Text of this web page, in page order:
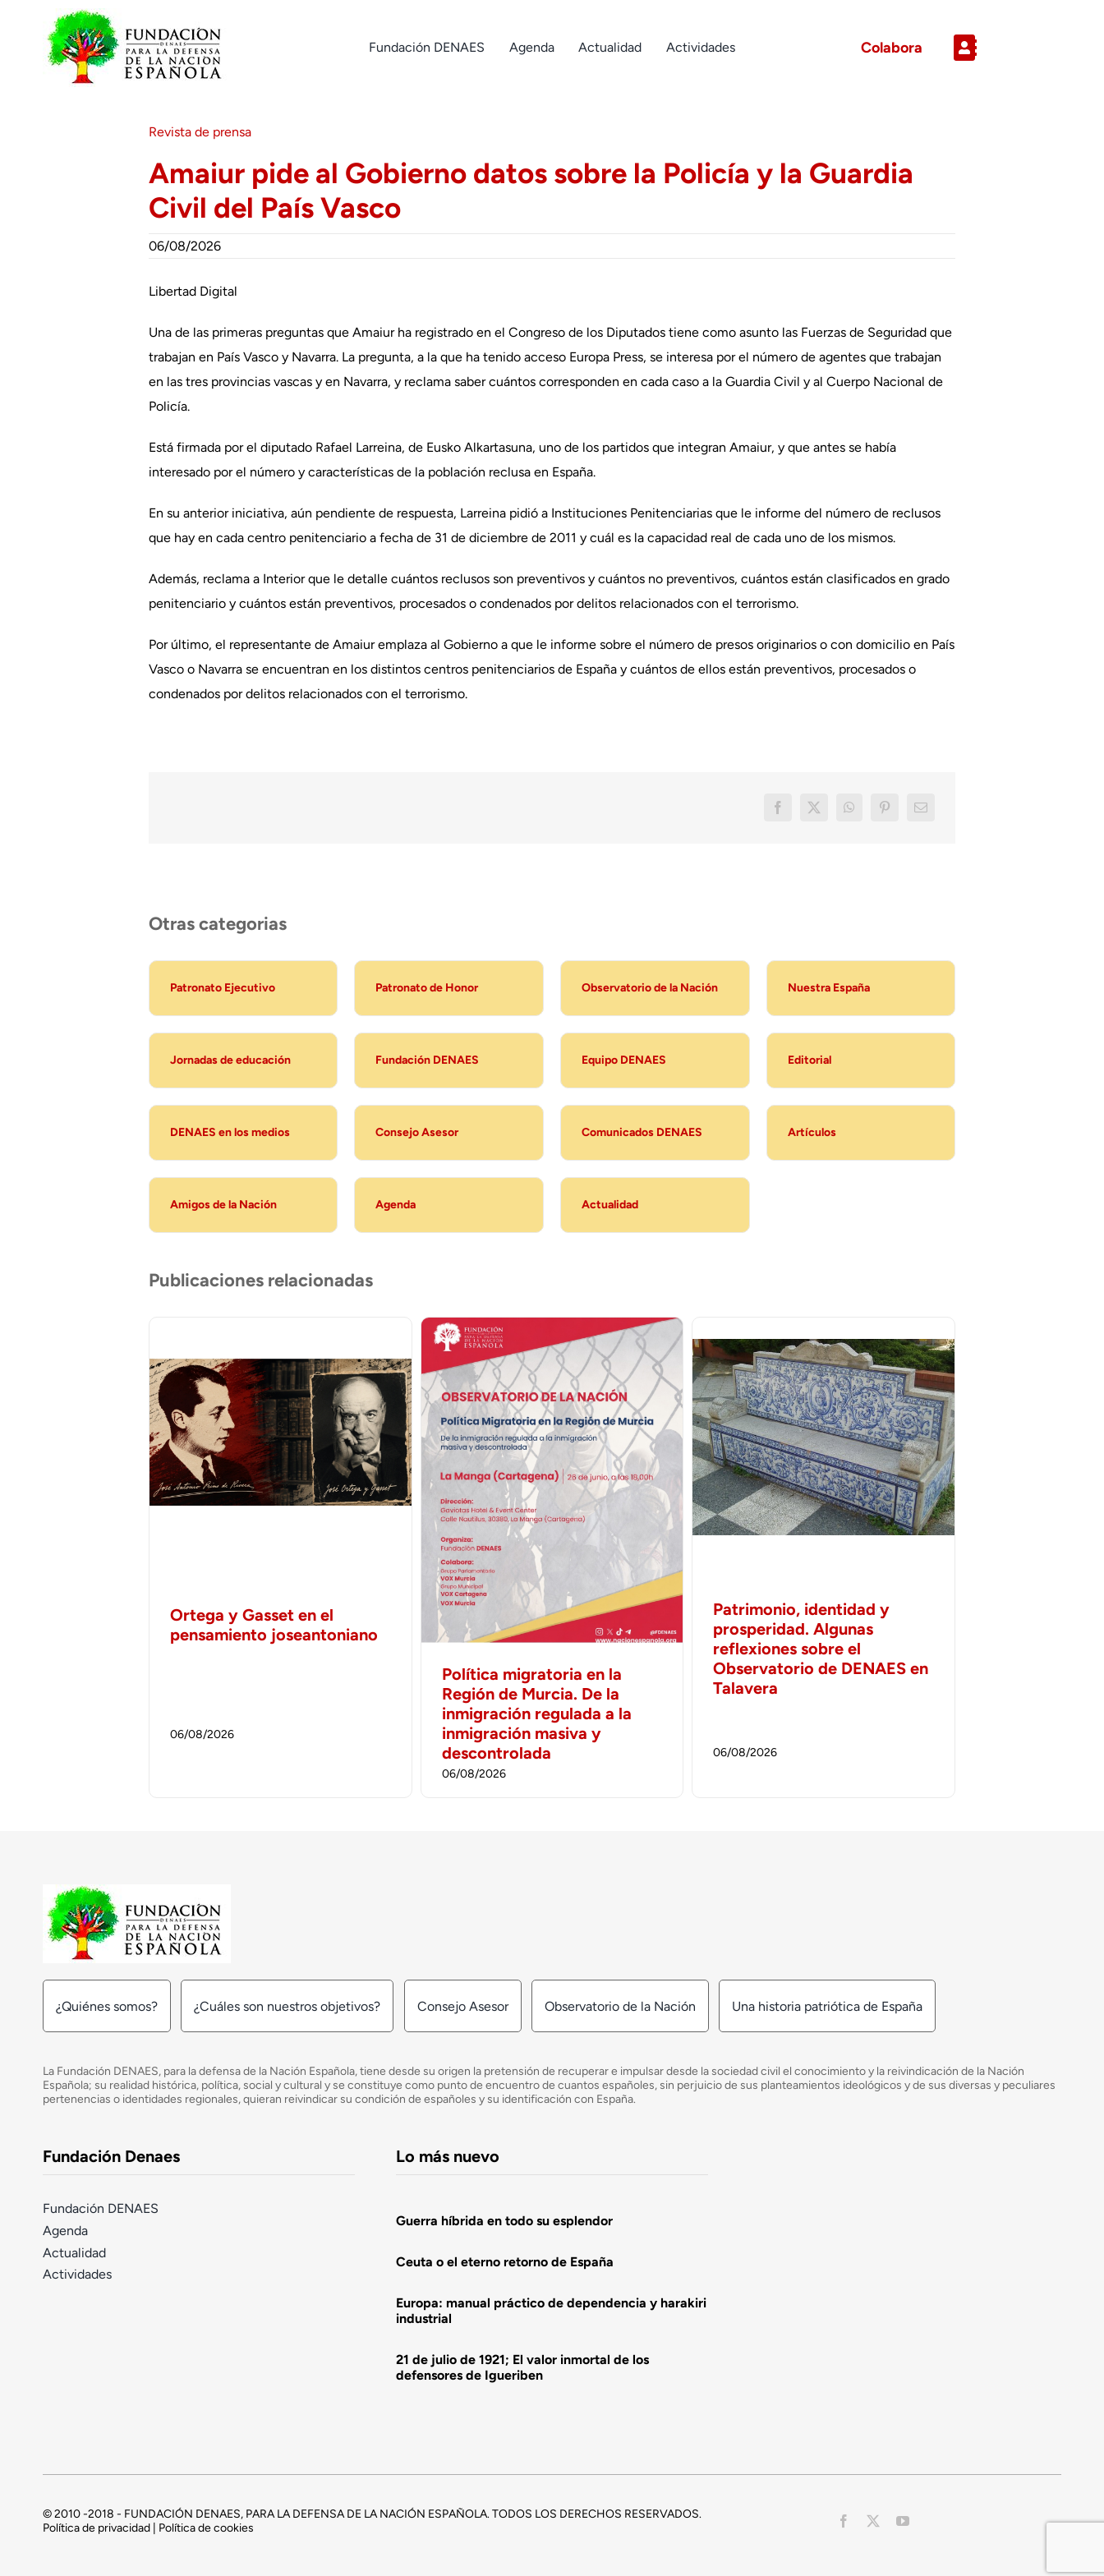
contenido
Fundación DENAES Agenda Actualidad Actividades Colabora
Revista de prensa
Amaiur pide al Gobierno datos sobre la Policía y la Guardia
Civil del País Vasco
06/08/2026
Libertad Digital
Una de las primeras preguntas que Amaiur ha registrado en el Congreso de los Diputados tiene como asunto las Fuerzas de Seguridad que
trabajan en País Vasco y Navarra. La pregunta, a la que ha tenido acceso Europa Press, se interesa por el número de agentes que trabajan
en las tres provincias vascas y en Navarra, y reclama saber cuántos corresponden en cada caso a la Guardia Civil y al Cuerpo Nacional de
Policía.
Está firmada por el diputado Rafael Larreina, de Eusko Alkartasuna, uno de los partidos que integran Amaiur, y que antes se había
interesado por el número y características de la población reclusa en España.
En su anterior iniciativa, aún pendiente de respuesta, Larreina pidió a Instituciones Penitenciarias que le informe del número de reclusos
que hay en cada centro penitenciario a fecha de 31 de diciembre de 2011 y cuál es la capacidad real de cada uno de los mismos.
Además, reclama a Interior que le detalle cuántos reclusos son preventivos y cuántos no preventivos, cuántos están clasificados en grado
penitenciario y cuántos están preventivos, procesados o condenados por delitos relacionados con el terrorismo.
Por último, el representante de Amaiur emplaza al Gobierno a que le informe sobre el número de presos originarios o con domicilio en País
Vasco o Navarra se encuentran en los distintos centros penitenciarios de España y cuántos de ellos están preventivos, procesados o
condenados por delitos relacionados con el terrorismo.
Otras categorias
Patronato Ejecutivo Patronato de Honor Observatorio de la Nación Nuestra España
Jornadas de educación Fundación DENAES Equipo DENAES Editorial
DENAES en los medios Consejo Asesor Comunicados DENAES Artículos
Amigos de la Nación Agenda Actualidad
Publicaciones relacionadas
Ortega y Gasset en el
pensamiento joseantoniano
06/08/2026
Política migratoria en la
Región de Murcia. De la
inmigración regulada a la
inmigración masiva y
descontrolada
06/08/2026
Patrimonio, identidad y
prosperidad. Algunas
reflexiones sobre el
Observatorio de DENAES en
Talavera
06/08/2026
¿Quiénes somos? ¿Cuáles son nuestros objetivos? Consejo Asesor Observatorio de la Nación Una historia patriótica de España
La Fundación DENAES, para la defensa de la Nación Española, tiene desde su origen la pretensión de recuperar e impulsar desde la sociedad civil el conocimiento y la reivindicación de la Nación
Española; su realidad histórica, política, social y cultural y se constituye como punto de encuentro de cuantos españoles, sin perjuicio de sus planteamientos ideológicos y de sus diversas y peculiares
pertenencias o identidades regionales, quieran reivindicar su condición de españoles y su identificación con España.
Fundación Denaes
Fundación DENAES
Agenda
Actualidad
Actividades
Lo más nuevo
Guerra híbrida en todo su esplendor
Ceuta o el eterno retorno de España
Europa: manual práctico de dependencia y harakiri
industrial
21 de julio de 1921; El valor inmortal de los
defensores de Igueriben
© 2010 -2018 - FUNDACIÓN DENAES, PARA LA DEFENSA DE LA NACIÓN ESPAÑOLA. TODOS LOS DERECHOS RESERVADOS.
Política de privacidad | Política de cookies